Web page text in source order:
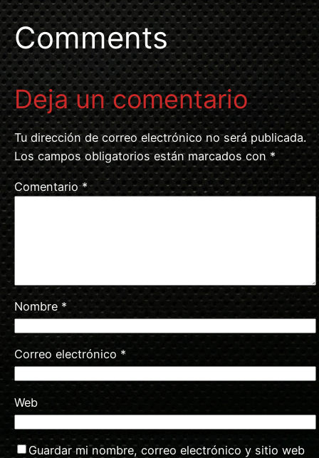
Comments
Deja un comentario
Tu dirección de correo electrónico no será publicada.
Los campos obligatorios están marcados con *
Comentario*
Nombre *
Correo electrónico *
Web
Guardar mi nombre, correo electrónico y sitio web